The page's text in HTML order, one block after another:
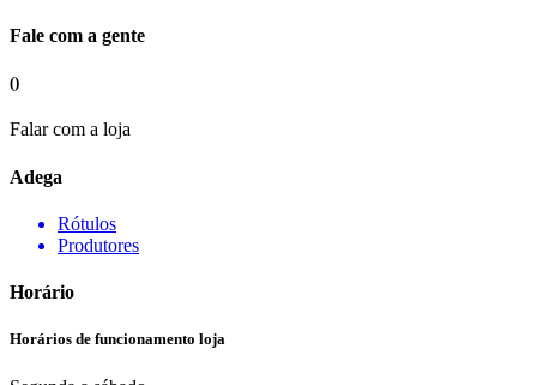
Fale com a gente
()
Falar com a loja
Adega
Rótulos
Produtores
Horário
Horários de funcionamento loja